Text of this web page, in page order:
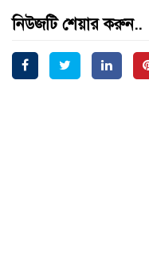
নিউজটি শেয়ার করুন..